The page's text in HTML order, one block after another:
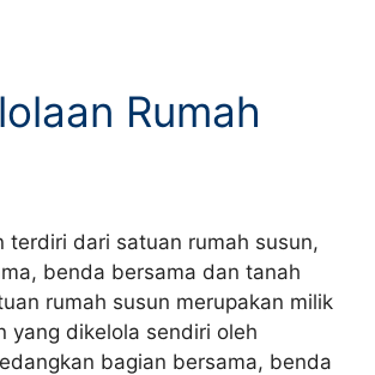
Rumah
terdiri dari satuan rumah susun,
benda bersama dan tanah
rumah susun merupakan milik
yang dikelola sendiri oleh
bagian bersama, benda